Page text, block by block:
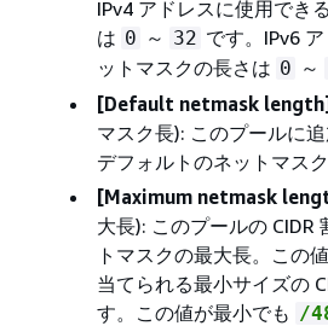
IPv4 アドレスに使用でき
は 0 ～ 32 です。IPv6
ットマスクの長さは 0 ～
[Default netmask length]
マスク長): このプールに
デフォルトのネットマスク
[Maximum netmask
大長): このプールの CIDR
トマスクの最大長。この
当てられる最小サイズの
す。この値が最小でも /